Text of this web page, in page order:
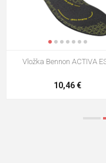
VM Footwear 3009
5,21 €